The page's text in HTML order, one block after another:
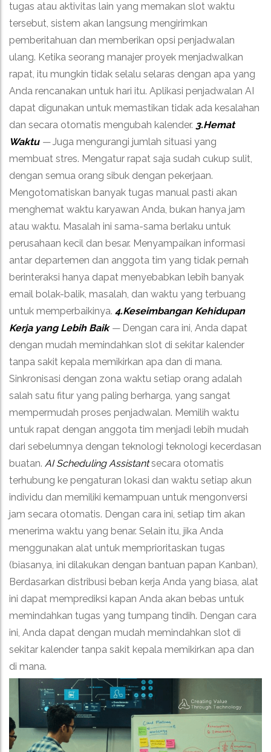
tugas atau aktivitas lain yang memakan slot waktu
tersebut, sistem akan langsung mengirimkan
pemberitahuan dan memberikan opsi penjadwalan
ulang. Ketika seorang manajer proyek menjadwalkan
rapat, itu mungkin tidak selalu selaras dengan apa yang
Anda rencanakan untuk hari itu. Aplikasi penjadwalan AI
dapat digunakan untuk memastikan tidak ada kesalahan
dan secara otomatis mengubah kalender. 3.Hemat
Waktu—Juga mengurangi jumlah situasi yang
membuat stres. Mengatur rapat saja sudah cukup sulit,
dengan semua orang sibuk dengan pekerjaan.
Mengotomatiskan banyak tugas manual pasti akan
menghemat waktu karyawan Anda, bukan hanya jam
atau waktu. Masalah ini sama-sama berlaku untuk
perusahaan kecil dan besar. Menyampaikan informasi
antar departemen dan anggota tim yang tidak pernah
berinteraksi hanya dapat menyebabkan lebih banyak
email bolak-balik, masalah, dan waktu yang terbuang
untuk memperbaikinya. 4.Keseimbangan Kehidupan
Kerja yang Lebih Baik— Dengan cara ini, Anda dapat
dengan mudah memindahkan slot di sekitar kalender
tanpa sakit kepala memikirkan apa dan di mana.
Sinkronisasi dengan zona waktu setiap orang adalah
salah satu fitur yang paling berharga, yang sangat
mempermudah proses penjadwalan. Memilih waktu
untuk rapat dengan anggota tim menjadi lebih mudah
dari sebelumnya dengan teknologi teknologi kecerdasan
buatan. AI Scheduling Assistantsecara otomatis
terhubung ke pengaturan lokasi dan waktu setiap akun
individu dan memiliki kemampuan untuk mengonversi
jam secara otomatis. Dengan cara ini, setiap tim akan
menerima waktu yang benar. Selain itu, jika Anda
menggunakan alat untuk memprioritaskan tugas
(biasanya, ini dilakukan dengan bantuan papan Kanban),
Berdasarkan distribusi beban kerja Anda yang biasa, alat
ini dapat memprediksi kapan Anda akan bebas untuk
memindahkan tugas yang tumpang tindih. Dengan cara
ini, Anda dapat dengan mudah memindahkan slot di
sekitar kalender tanpa sakit kepala memikirkan apa dan
di mana.